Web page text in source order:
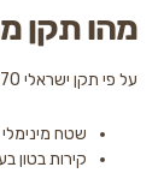
ממ"ד נכון
ממ"ד חייבת לכלול:
מינימלי של 9 מ"ר נטו.
בטון בעובי 25 ס"מ לפחות.